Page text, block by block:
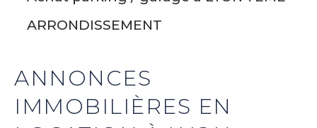
ARRONDISSEMENT
ANNONCES
IMMOBILIÈRES EN